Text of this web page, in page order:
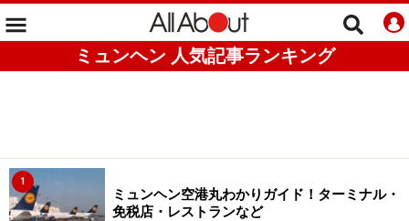
ミュンヘン 人気記事ランキング
1
ミュンヘン空港丸わかりガイド！ターミナル・
免税店・レストランなど